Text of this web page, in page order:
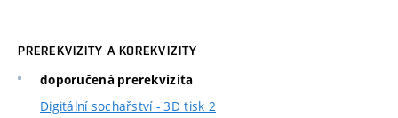
PREREKVIZITY A KOREKVIZITY
doporučená prerekvizita
Digitální sochařství - 3D tisk 2